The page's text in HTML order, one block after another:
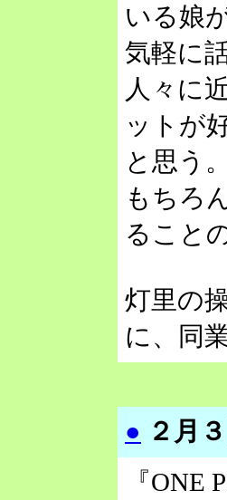
いる娘
気軽に
人々に
ットが
と思う。
もちろ
ること
灯里の
に、同
● ２月
『